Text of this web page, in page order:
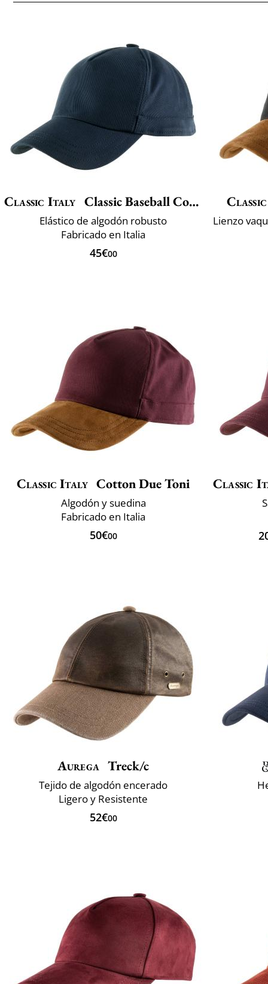
Classic Italy Classic Baseball Cotton
Elástico de algodón robusto
Fabricado en Italia
45€00
Classic Italy Cotton Due Toni
Algodón y suedina
Fabricado en Italia
50€00
Classic
Aurega Treck/c
Tejido de algodón encerado
Ligero y Resistente
52€00